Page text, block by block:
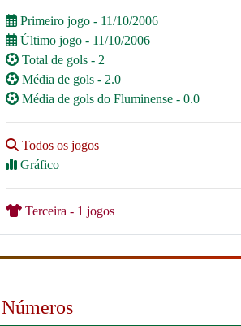
Primeiro jogo - 11/10/2006
Último jogo - 11/10/2006
Total de gols - 2
Média de gols - 2.0
Média de gols do Fluminense - 0.0
Todos os jogos
Gráfico
Terceira - 1 jogos
Números